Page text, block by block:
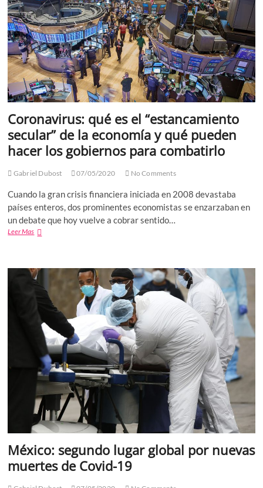
van
20.5
Millones
Coronavirus: qué es el “estancamiento
secular” de la economía y qué pueden
hacer los gobiernos para combatirlo
Gabriel Dubost 07/05/2020 No Comments
Cuando la gran crisis financiera iniciada en 2008 devastaba
países enteros, dos prominentes economistas se enzarzaban en
un debate que hoy vuelve a cobrar sentido…
Leer MasCoronavirus:
“estancamiento
secular”
economía
qué
pueden
hacer
los
gobiernos
combatirlo
México: segundo lugar global por nuevas
muertes de Covid-19